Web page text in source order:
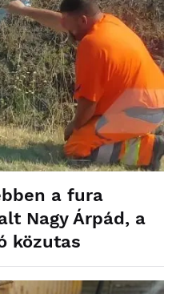
a fura
Nagy Árpád, a
közutas